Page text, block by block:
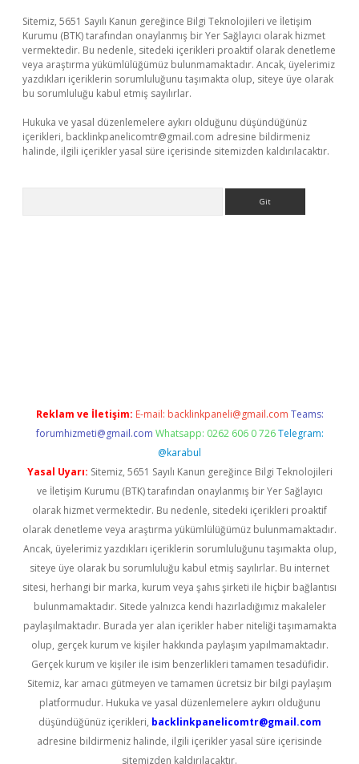
Sitemiz, 5651 Sayılı Kanun gereğince Bilgi Teknolojileri ve İletişim
Kurumu (BTK) tarafından onaylanmış bir Yer Sağlayıcı olarak hizmet
vermektedir. Bu nedenle, sitedeki içerikleri proaktif olarak denetleme
veya araştırma yükümlülüğümüz bulunmamaktadır. Ancak, üyelerimiz
yazdıkları içeriklerin sorumluluğunu taşımakta olup, siteye üye olarak
bu sorumluluğu kabul etmiş sayılırlar.
Hukuka ve yasal düzenlemelere aykırı olduğunu düşündüğünüz
içerikleri, backlinkpanelicomtr@gmail.com adresine bildirmeniz
halinde, ilgili içerikler yasal süre içerisinde sitemizden kaldırılacaktır.
Reklam ve İletişim: E-mail: backlinkpaneli@gmail.com Teams:
forumhizmeti@gmail.com Whatsapp: 0262 606 0 726 Telegram:
@karabul
Yasal Uyarı: Sitemiz, 5651 Sayılı Kanun gereğince Bilgi Teknolojileri
ve İletişim Kurumu (BTK) tarafından onaylanmış bir Yer Sağlayıcı
olarak hizmet vermektedir. Bu nedenle, sitedeki içerikleri proaktif
olarak denetleme veya araştırma yükümlülüğümüz bulunmamaktadır.
Ancak, üyelerimiz yazdıkları içeriklerin sorumluluğunu taşımakta olup,
siteye üye olarak bu sorumluluğu kabul etmiş sayılırlar. Bu internet
sitesi, herhangi bir marka, kurum veya şahıs şirketi ile hiçbir bağlantısı
bulunmamaktadır. Sitede yalnızca kendi hazırladığımız makaleler
paylaşılmaktadır. Burada yer alan içerikler haber niteliği taşımamakta
olup, gerçek kurum ve kişiler hakkında paylaşım yapılmamaktadır.
Gerçek kurum ve kişiler ile isim benzerlikleri tamamen tesadüfidir.
Sitemiz, kar amacı gütmeyen ve tamamen ücretsiz bir bilgi paylaşım
platformudur. Hukuka ve yasal düzenlemelere aykırı olduğunu
düşündüğünüz içerikleri, backlinkpanelicomtr@gmail.com
adresine bildirmeniz halinde, ilgili içerikler yasal süre içerisinde
sitemizden kaldırılacaktır.